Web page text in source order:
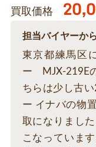
買取価格
担当バイヤーか
東京都練馬区
ー MJX-219E
ちらは少し古
ー イナバの物
取になりまし
こなっていま